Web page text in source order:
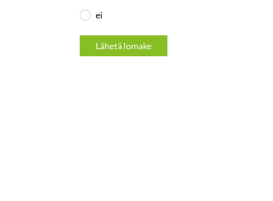
ei
Lähetä lomake